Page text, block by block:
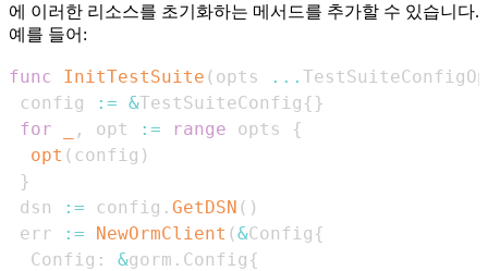
에 이러한 리소스를 초기화하는 메서드를 추가할 수 있습니다.
예를 들어:
func InitTestSuite ( opts ...
config
:= &TestSuiteConfig { }
for
, opt := range opts
{
opt ( config )
}
dsn
:= config . GetDSN ( )
err
:= NewOrmClient (&Config {
  Config
: &gorm . Config {